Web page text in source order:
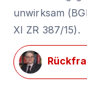
unwirksam
XI ZR 387/15).